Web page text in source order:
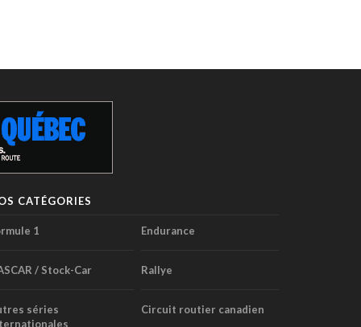
CATÉGORIES
1 Endurance
/ Stock-Car Rallye
séries
Circuit routier canadien